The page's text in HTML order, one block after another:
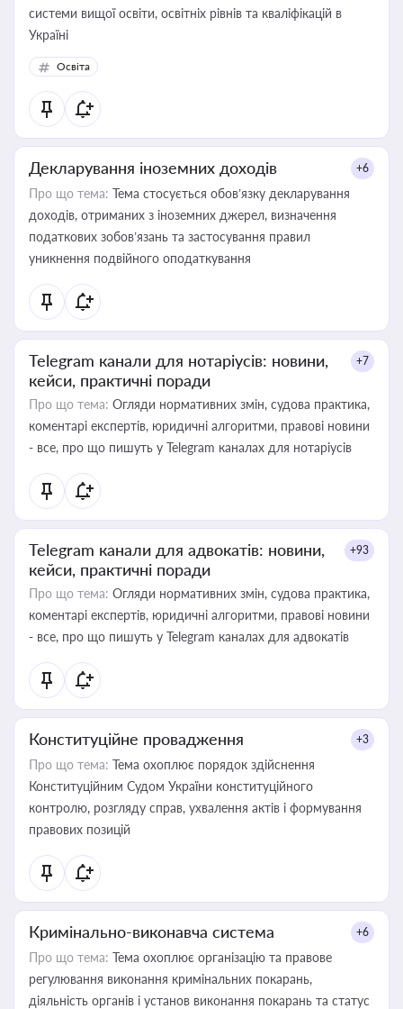
системи вищої освіти, освітніх рівнів та кваліфікацій в
Україні
Освіта
Декларування іноземних доходів +6
Про що тема: Тема стосується обов’язку декларування
доходів, отриманих з іноземних джерел, визначення
податкових зобов’язань та застосування правил
уникнення подвійного оподаткування
Telegram канали для нотаріусів: новини,
кейси, практичні поради
+7
Про що тема: Огляди нормативних змін, судова практика,
коментарі експертів, юридичні алгоритми, правові новини
- все, про що пишуть у Telegram каналах для нотаріусів
Telegram канали для адвокатів: новини,
кейси, практичні поради
+93
Про що тема: Огляди нормативних змін, судова практика,
коментарі експертів, юридичні алгоритми, правові новини
- все, про що пишуть у Telegram каналах для адвокатів
Конституційне провадження +3
Про що тема: Тема охоплює порядок здійснення
Конституційним Судом України конституційного
контролю, розгляду справ, ухвалення актів і формування
правових позицій
Кримінально-виконавча система +6
Про що тема: Тема охоплює організацію та правове
регулювання виконання кримінальних покарань,
діяльність органів і установ виконання покарань та статус